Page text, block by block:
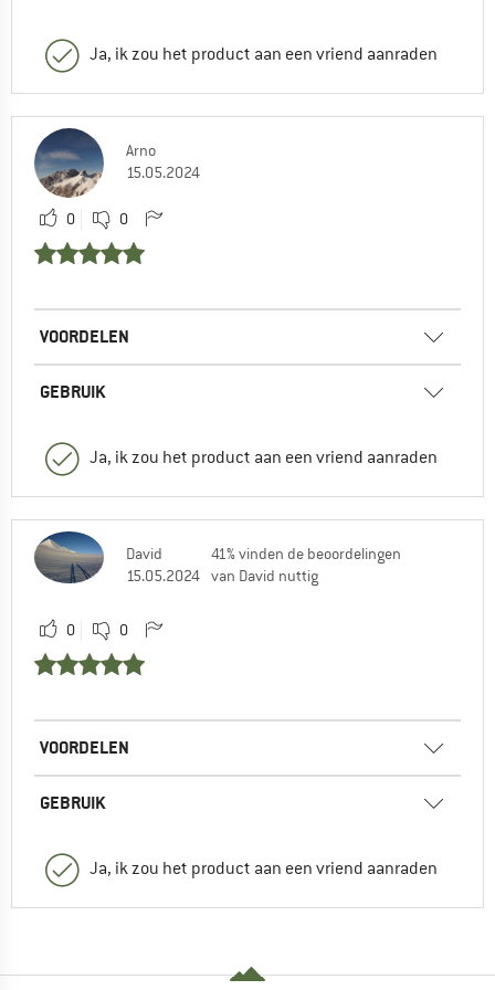
Ja, ik zou het product aan een vriend aanraden
Arno
15.05.2024
0 0
VOORDELEN
GEBRUIK
Ja, ik zou het product aan een vriend aanraden
David
15.05.2024
41% vinden de beoordelingen
van David nuttig
0 0
VOORDELEN
GEBRUIK
Ja, ik zou het product aan een vriend aanraden